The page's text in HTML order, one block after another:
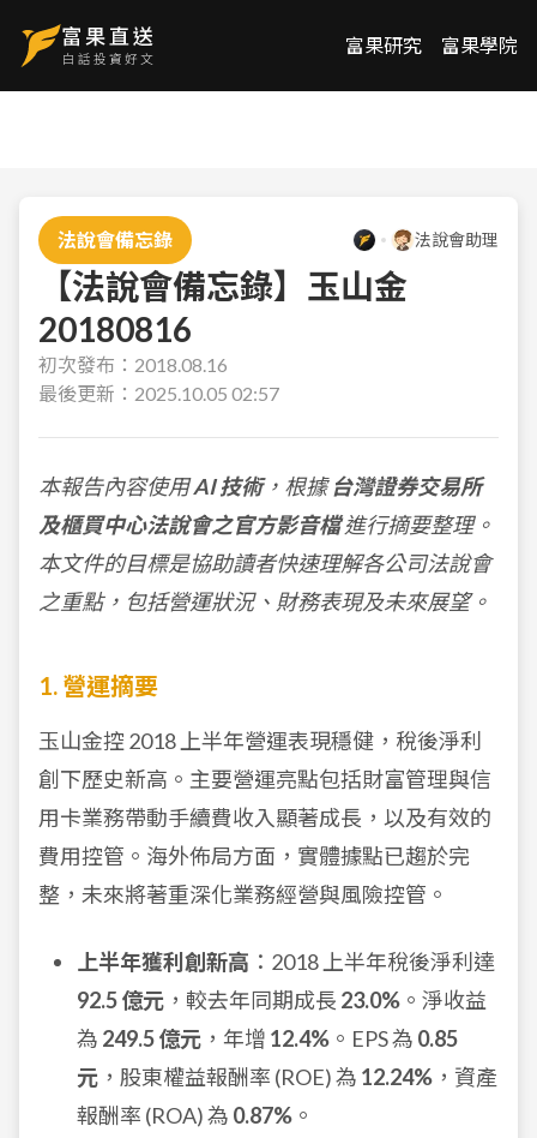
富果研究 富果學院
法說會備忘錄 法說會助理
【法說會備忘錄】玉山金
20180816
初次發布： 2018.08.16
最後更新： 2025.10.05 02:57
本報告內容使用AI 技術，根據台灣證券交易所
及櫃買中心法說會之官方影音檔進行摘要整理。
本文件的目標是協助讀者快速理解各公司法說會
之重點，包括營運狀況、財務表現及未來展望。
1. 營運摘要
玉山金控 2018 上半年營運表現穩健，稅後淨利
創下歷史新高。主要營運亮點包括財富管理與信
用卡業務帶動手續費收入顯著成長，以及有效的
費用控管。海外佈局方面，實體據點已趨於完
整，未來將著重深化業務經營與風險控管。
上半年獲利創新高 ：2018 上半年稅後淨利達
92.5 億元 ，較去年同期成長 23.0% 。淨收益
為 249.5 億元 ，年增 12.4% 。EPS 為 0.85
元 ，股東權益報酬率 (ROE) 為 12.24% ，資產
報酬率 (ROA) 為 0.87% 。